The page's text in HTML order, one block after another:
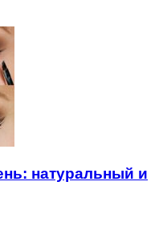
натуральный и